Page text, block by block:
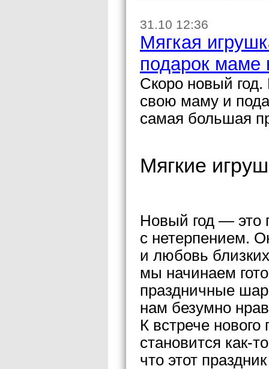
31.10 12:36
Мягкая
подарок маме
Скоро новый
свою маму и
самая большая
Мягкие
Новый год — это
с нетерпением.
и любовь
мы начинаем
праздничные
нам безумно
К встрече нового
становится как-
что этот